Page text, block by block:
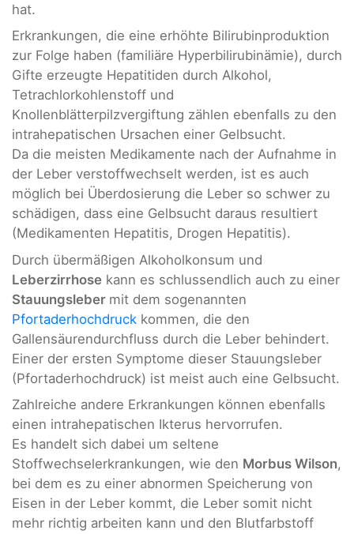
hat.
Erkrankungen, die eine erhöhte Bilirubinproduktion
zur Folge haben (familiäre Hyperbilirubinämie), durch
Gifte erzeugte Hepatitiden durch Alkohol,
Tetrachlorkohlenstoff und
Knollenblätterpilzvergiftung zählen ebenfalls zu den
intrahepatischen Ursachen einer Gelbsucht.
Da die meisten Medikamente nach der Aufnahme in
der Leber verstoffwechselt werden, ist es auch
möglich bei Überdosierung die Leber so schwer zu
schädigen, dass eine Gelbsucht daraus resultiert
(Medikamenten Hepatitis, Drogen Hepatitis).
Durch übermäßigen Alkoholkonsum und
Leberzirrhose kann es schlussendlich auch zu einer
Stauungsleber mit dem sogenannten
Pfortaderhochdruck kommen, die den
Gallensäurendurchfluss durch die Leber behindert.
Einer der ersten Symptome dieser Stauungsleber
(Pfortaderhochdruck) ist meist auch eine Gelbsucht.
Zahlreiche andere Erkrankungen können ebenfalls
einen intrahepatischen Ikterus hervorrufen.
Es handelt sich dabei um seltene
Stoffwechselerkrankungen, wie den Morbus Wilson,
bei dem es zu einer abnormen Speicherung von
Eisen in der Leber kommt, die Leber somit nicht
mehr richtig arbeiten kann und den Blutfarbstoff